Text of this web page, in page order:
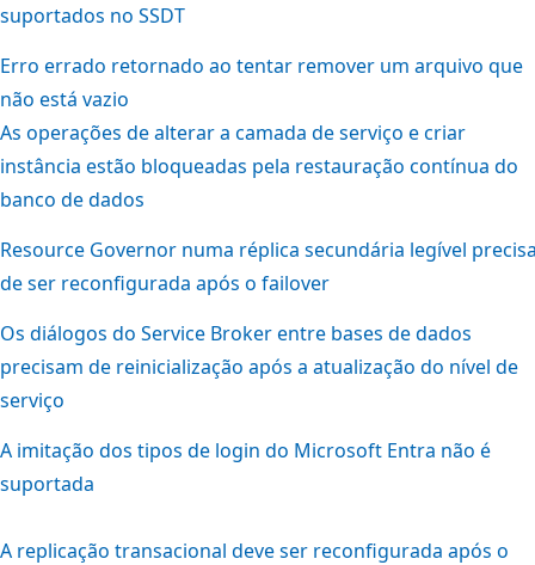
suportados no SSDT
Erro errado retornado ao tentar remover um arquivo que
não está vazio
As operações de alterar a camada de serviço e criar
instância estão bloqueadas pela restauração contínua do
banco de dados
Resource Governor numa réplica secundária legível
de ser reconfigurada após o failover
Os diálogos do Service Broker entre bases de dados
precisam de reinicialização após a atualização do nível de
serviço
A imitação dos tipos de login do Microsoft Entra não é
suportada
A replicação transacional deve ser reconfigurada após o